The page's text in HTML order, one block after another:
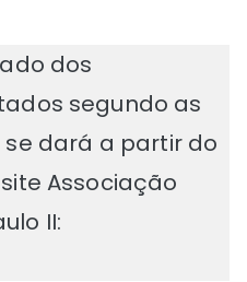
dos
segundo as
dará a partir do
Associação
II: